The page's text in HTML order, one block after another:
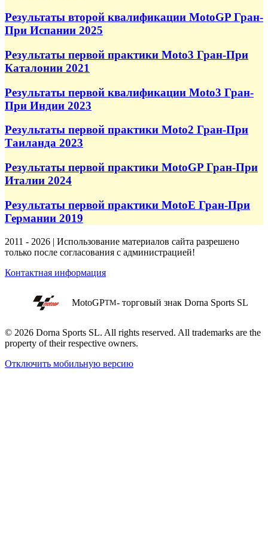
Результаты второй квалификации MotoGP Гран-
При Испании 2025
Результаты первой практики Moto3 Гран-При
Каталонии 2021
Результаты первой квалификации Moto3 Гран-
При Индии 2023
Результаты первой практики Moto2 Гран-При
Таиланда 2023
Результаты первой практики MotoGP Гран-При
Италии 2024
Результаты первой практики MotoE Гран-При
Германии 2019
2011 - 2026 | Использование материалов сайта разрешено
только после согласования с администрацией!
Контактная информация
MotoGPTM- торговый знак Dorna Sports SL
© 2026 Dorna Sports SL. All rights reserved. All trademarks are the
property of their respective owners.
Отключить мобильную версию